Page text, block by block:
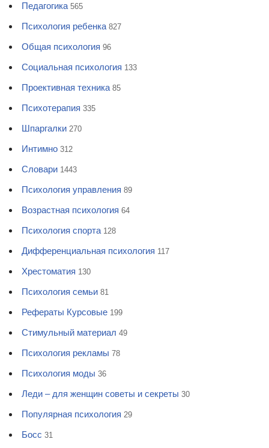
Педагогика 565
Психология ребенка 827
Общая психология 96
Социальная психология 133
Проективная техника 85
Психотерапия 335
Шпаргалки 270
Интимно 312
Словари 1443
Психология управления 89
Возрастная психология 64
Психология спорта 128
Дифференциальная психология 117
Хрестоматия 130
Психология семьи 81
Рефераты Курсовые 199
Стимульный материал 49
Психология рекламы 78
Психология моды 36
Леди – для женщин советы и секреты 30
Популярная психология 29
Босс 31